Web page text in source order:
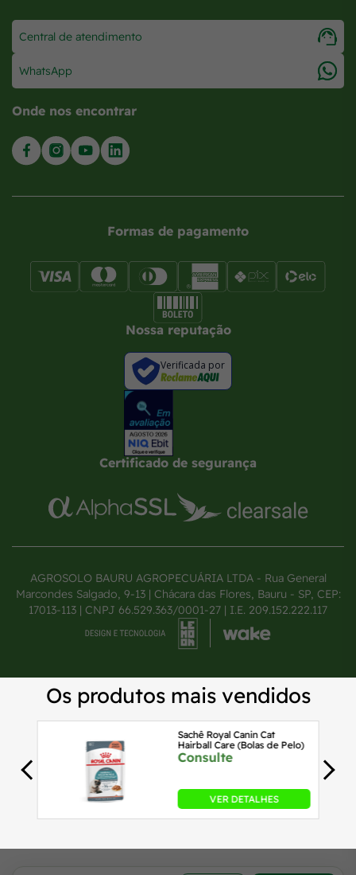
Central de atendimento
WhatsApp
Onde nos encontrar
Formas de pagamento
Nossa reputação
Verificada por
Certificado de segurança
AGROSOLO BAURU AGROPECUÁRIA LTDA - Rua General
Marcondes Salgado, 9-13 | Chácara das Flores, Bauru - SP, CEP:
17013-113 | CNPJ 66.529.363/0001-27 | I.E. 209.152.222.117